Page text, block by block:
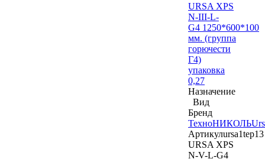
URSA XPS
N-III-L-
G4 1250*600*100
мм. (группа
горючести
Г4)
упаковка
0,27
Назначение
Вид
Бренд
ТехноНИКОЛЬ
Артикулursa1tep13
URSA XPS
N-V-L-G4